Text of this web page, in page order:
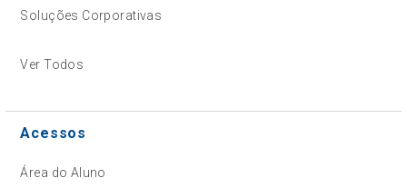
Soluções Corporativas
Ver Todos
Acessos
Área do Aluno